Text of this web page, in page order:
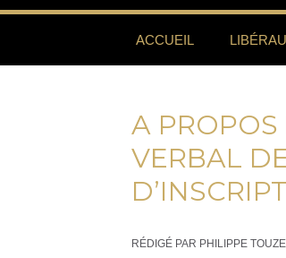
ACCUEIL
A PROPOS
VERBAL
RÉDIGÉ PAR PHILIPPE